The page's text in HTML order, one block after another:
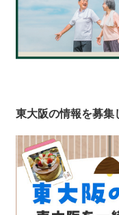
東大阪の情報を募集